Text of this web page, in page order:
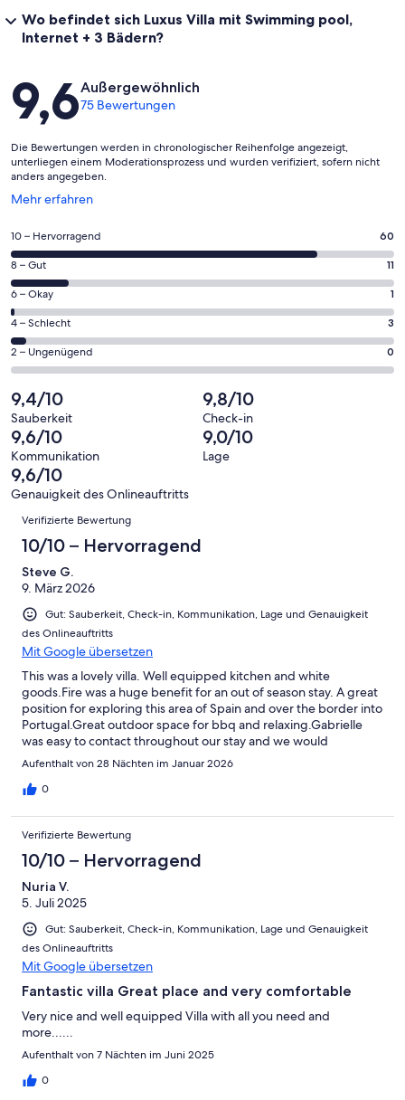
Wo befindet sich Luxus Villa mit Swimming pool,
Internet + 3 Bädern?
Bewertungen
9,6Außergewöhnlich
75 Bewertungen
Die Bewertungen werden in chronologischer Reihenfolge angezeigt,
unterliegen einem Moderationsprozess und wurden verifiziert, sofern nicht
anders angegeben.
Mehr erfahren
Wird
einem
neuen
Fenster
geöffnet
60
von
insgesamt
75
Gästebewertungen
haben
eine
Bewertung
von
10
-
Hervorragend
10 – Hervorragend 60
11
von
insgesamt
75
Gästebewertungen
haben
Bewertung
von
8
-
Gut
8 – Gut 11
1
von
insgesamt
75
Gästebewertungen
haben
eine
Bewertung
von
6
-
Okay
6 – Okay 1
3
von
insgesamt
Gästebewertungen
haben
eine
Bewertung
von
4
4 – Schlecht 3
0
von
insgesamt
75
Gästebewertungen
haben
eine
Bewertung
2 – Ungenügend 0
9,4/10
Sauberkeit
9,8/10
Check-in
9,6/10
Kommunikation
9,0/10
Lage
9,6/10
Genauigkeit des Onlineauftritts
Bewertungen
Verifizierte Bewertung
10/10 – Hervorragend
Steve G.
9. März 2026
Gut: Sauberkeit, Check-in, Kommunikation, Lage und Genauigkeit
des Onlineauftritts
Mit Google übersetzen
This was a lovely villa. Well equipped kitchen and white
goods.Fire was a huge benefit for an out of season stay. A great
position for exploring this area of Spain and over the border into
Portugal.Great outdoor space for bbq and relaxing.Gabrielle
was easy to contact throughout our stay and we would
recommend a stay with no reservations.
Aufenthalt von 28 Nächten im Januar 2026
0
Verifizierte Bewertung
10/10 – Hervorragend
Nuria V.
5. Juli 2025
Gut: Sauberkeit, Check-in, Kommunikation, Lage und Genauigkeit
des Onlineauftritts
Mit Google übersetzen
Fantastic villa Great place and very comfortable
Very nice and well equipped Villa with all you need and
more......
Aufenthalt von 7 Nächten im Juni 2025
0